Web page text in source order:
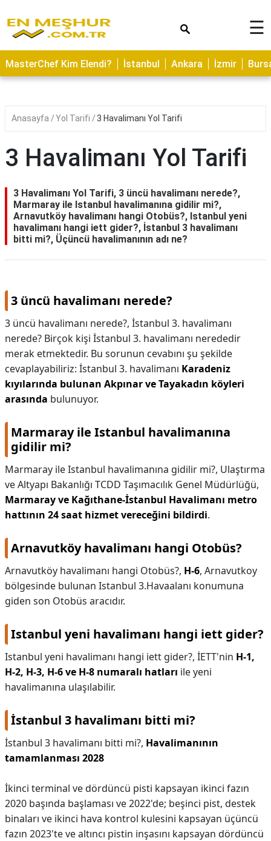
ASTROLOJİ
SAĞLIK
YERLER
NEDİR
KAMP
ALANLARI
KAPLICALAR
İLETİŞİM
☰
MasterChef Kim Elendi? İstanbul Ankara İzmir
Anasayfa Yol Tarifi 3 Havalimanı Yol Tarifi
3 Havalimanı Yol Tarifi
3 Havalimanı Yol Tarifi, 3 üncü havalimanı nerede?,
Marmaray ile Istanbul havalimanına gidilir mi?,
Arnavutköy havalimanı hangi Otobüs?, Istanbul yeni
havalimanı hangi iett gider?, İstanbul 3 havalimanı
bitti mi?, Üçüncü havalimanının adı ne?
3 üncü havalimanı nerede?
3 üncü havalimanı nerede?, İstanbul 3. havalimanı
nerede? Birçok kişi İstanbul 3. havalimanı nerededir
merak etmektedir. Bu sorunun cevabını şu şekilde
cevaplayabiliriz: İstanbul 3. havalimanı Karadeniz
kıyılarında bulunan Akpınar ve Tayakadın köyleri
arasında bulunuyor.
Marmaray ile Istanbul havalimanına
gidilir mi?
Marmaray ile Istanbul havalimanına gidilir mi?, Ulaştırma
ve Altyapı Bakanlığı TCDD Taşımacılık Genel Müdürlüğü,
Marmaray ve Kağıthane-İstanbul Havalimanı metro
hattının 24 saat hizmet vereceğini bildirdi.
Arnavutköy havalimanı hangi Otobüs?
Arnavutköy havalimanı hangi Otobüs?, H-6, Arnavutkoy
bölgesinde bulunan Istanbul 3.Havaalanı konumuna
giden son Otobüs aracıdır.
Istanbul yeni havalimanı hangi iett gider?
Istanbul yeni havalimanı hangi iett gider?, İETT'nin H-1,
H-2, H-3, H-6 ve H-8 numaralı hatları ile yeni
havalimanına ulaşılabilir.
İstanbul 3 havalimanı bitti mi?
İstanbul 3 havalimanı bitti mi?, Havalimanının
tamamlanması 2028
İkinci terminal ve dördüncü pisti kapsayan ikinci fazın
2020 başında başlaması ve 2022'de; beşinci pist, destek
binaları ve ikinci hava kontrol kulesini kapsayan üçüncü
fazın 2023'te ve altıncı pistin inşasını kapsayan dördüncü